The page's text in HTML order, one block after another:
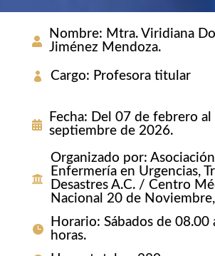
Nombre: Mtra. Viridiana
Jiménez Mendoza.
Cargo: Profesora titular
Fecha: Del 07 de febrero al
septiembre de 2026.
Organizado por:
Enfermería en Urgencias,
Desastres A.C. / Centro
Nacional 20 de Noviembre,
Horario: Sábados de 08.00
horas.